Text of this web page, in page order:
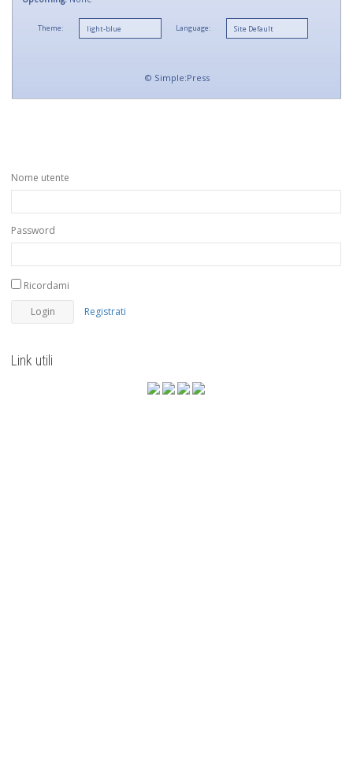
Theme: Language:
© Simple:Press
Nome utente
Password
Ricordami
Registrati
Link utili